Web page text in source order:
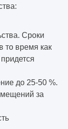
Сроки
то время как
до 25-50 %.
за